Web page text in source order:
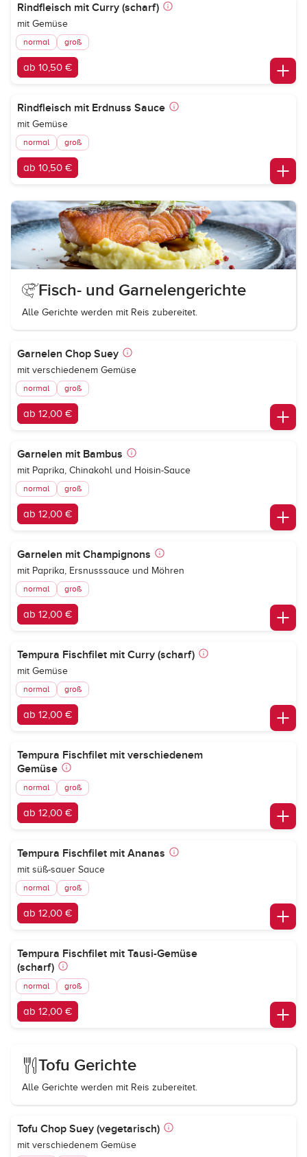
Rindfleisch mit Curry (scharf)
mit Gemüse
normal groß
ab 10,50 €
Rindfleisch mit Erdnuss Sauce
mit Gemüse
normal groß
ab 10,50 €
Fisch- und Garnelengerichte
Alle Gerichte werden mit Reis zubereitet.
Garnelen Chop Suey
mit verschiedenem Gemüse
normal groß
ab 12,00 €
Garnelen mit Bambus
mit Paprika, Chinakohl und Hoisin-Sauce
normal groß
ab 12,00 €
Garnelen mit Champignons
mit Paprika, Ersnusssauce und Möhren
normal groß
ab 12,00 €
Tempura Fischfilet mit Curry (scharf)
mit Gemüse
normal groß
ab 12,00 €
Tempura Fischfilet mit verschiedenem
Gemüse
normal groß
ab 12,00 €
Tempura Fischfilet mit Ananas
mit süß-sauer Sauce
normal groß
ab 12,00 €
Tempura Fischfilet mit Tausi-Gemüse
(scharf)
normal groß
ab 12,00 €
Tofu Gerichte
Alle Gerichte werden mit Reis zubereitet.
Tofu Chop Suey (vegetarisch)
mit verschiedenem Gemüse